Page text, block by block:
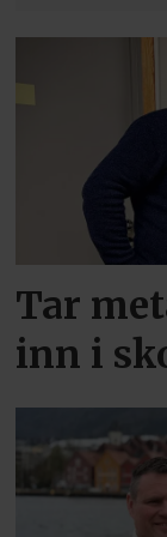
Tar
inn i